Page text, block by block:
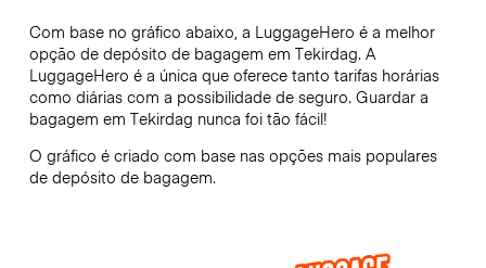
Com base no gráfico abaixo, a LuggageHero é a melhor
opção de depósito de bagagem em Tekirdag. A
LuggageHero é a única que oferece tanto tarifas horárias
como diárias com a possibilidade de seguro. Guardar a
bagagem em Tekirdag nunca foi tão fácil!
O gráfico é criado com base nas opções mais populares
de depósito de bagagem.